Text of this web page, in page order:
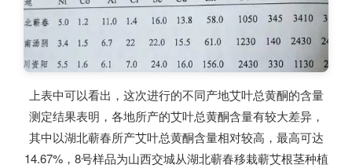
上表中可以看出，这次进行的不同产地艾叶总黄酮的含量
测定结果表明，各地所产的艾叶总黄酮含量有较大差异，
其中以湖北蕲春所产艾叶总黄酮含量相对较高，最高可达
14.67%，8号样品为山西交城从湖北蕲春移栽蕲艾根茎种植